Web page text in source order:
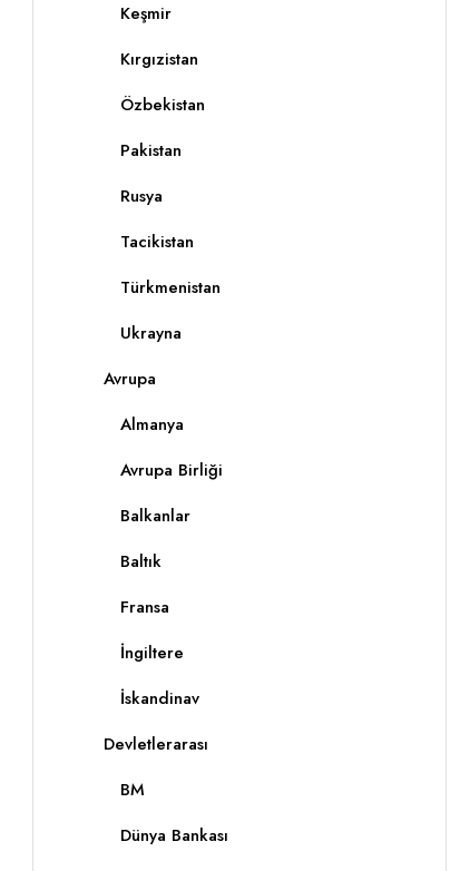
Keşmir
Kırgızistan
Özbekistan
Pakistan
Rusya
Tacikistan
Türkmenistan
Ukrayna
Avrupa
Almanya
Avrupa Birliği
Balkanlar
Baltık
Fransa
İngiltere
İskandinav
Devletlerarası
BM
Dünya Bankası